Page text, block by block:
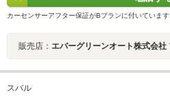
カーセンサーアフター保証がBプランに付いています
販売店： エバーグリーンオート株式会社
スバル